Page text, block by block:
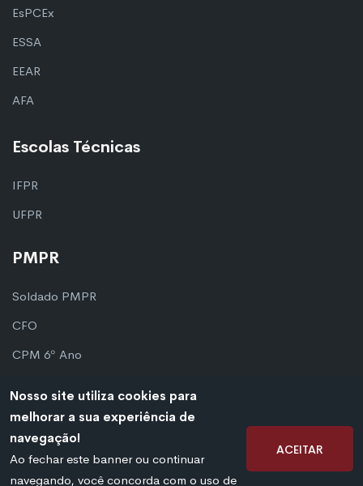
EsPCEx
ESSA
EEAR
AFA
Escolas Técnicas
IFPR
UFPR
PMPR
Soldado PMPR
CFO
CPM 6º Ano
© 2026 Mais Militar. Todos os direitos reservados.
Nosso site utiliza cookies para
melhorar a sua experiência de
navegação!
Ao fechar este banner ou continuar
navegando, você concorda com o uso de
Aceitar